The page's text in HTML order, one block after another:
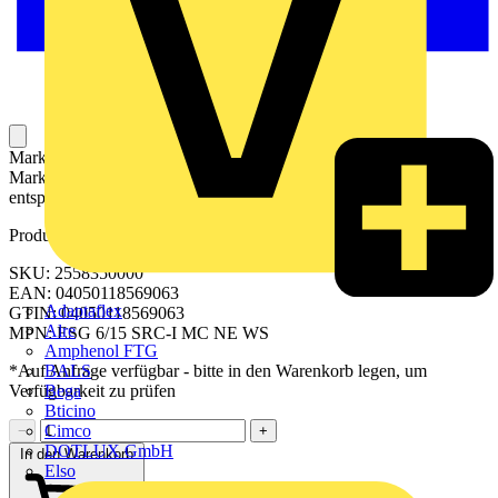
Adaptaflex
Alre
Amphenol FTG
BALS
Bega
Bticino
Cimco
DOTLUX GmbH
Elso
Markierer für die Kennzeichnung von Betriebsmitteln. Die
Markierer können mit einem Drucker oder Plotter und
entsprechender Software beschriftet werden.
Produktkennzeichen
SKU: 2558350000
EAN: 04050118569063
GTIN: 04050118569063
MPN: ESG 6/15 SRC-I MC NE WS
*Auf Anfrage verfügbar - bitte in den Warenkorb legen, um
Verfügbarkeit zu prüfen
−
+
In den Warenkorb